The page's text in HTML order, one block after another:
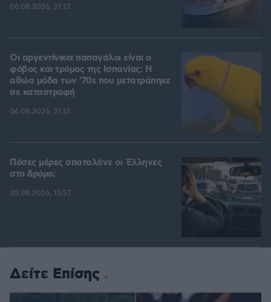
06.08.2026, 21:13
Οι αργεντίνικοι παπαγάλοι είναι ο
φόβος και τρόμος της Ισπανίας: Η
αθώα μόδα των '70s που μετατράπηκε
σε καταστροφή
06.08.2026, 21:13
Πόσες μέρες σπαταλάνε οι Έλληνες
στο δρόμο;
05.08.2026, 13:57
Δείτε Επίσης